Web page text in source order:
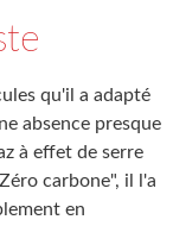
qu'il a adapté
absence presque
à effet de serre
carbone", il l'a
en